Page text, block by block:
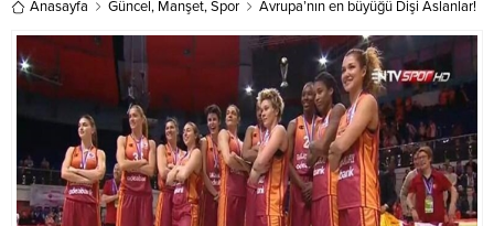
Anasayfa Güncel, Manşet,Spor Avrupa’nın en büyüğü Dişi Aslanlar!